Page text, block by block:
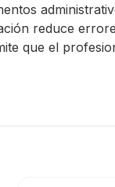
reduce
que el